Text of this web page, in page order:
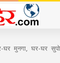
घर मुनगा, घर-घर